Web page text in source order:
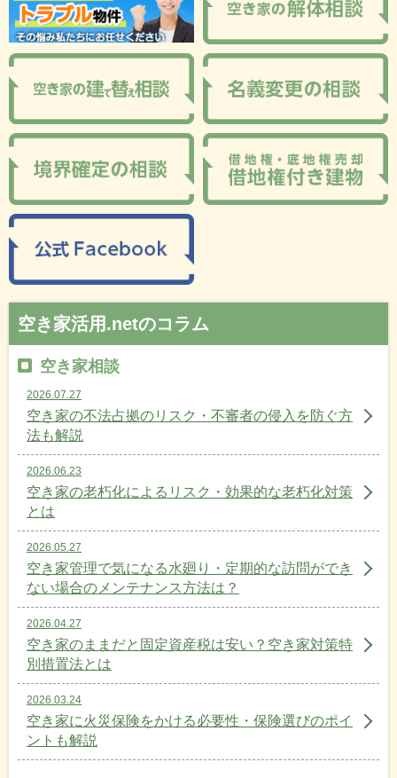
空き家活用.netのコラム
空き家相談
2026.07.27
空き家の不法占拠のリスク・不審者の侵入を防ぐ方
法も解説
2026.06.23
空き家の老朽化によるリスク・効果的な老朽化対策
とは
2026.05.27
空き家管理で気になる水廻り・定期的な訪問ができ
ない場合のメンテナンス方法は？
2026.04.27
空き家のままだと固定資産税は安い？空き家対策特
別措置法とは
2026.03.24
空き家に火災保険をかける必要性・保険選びのポイ
ントも解説